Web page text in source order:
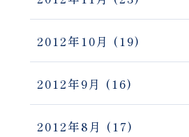
2012年10月 (19)
2012年9月 (16)
2012年8月 (17)